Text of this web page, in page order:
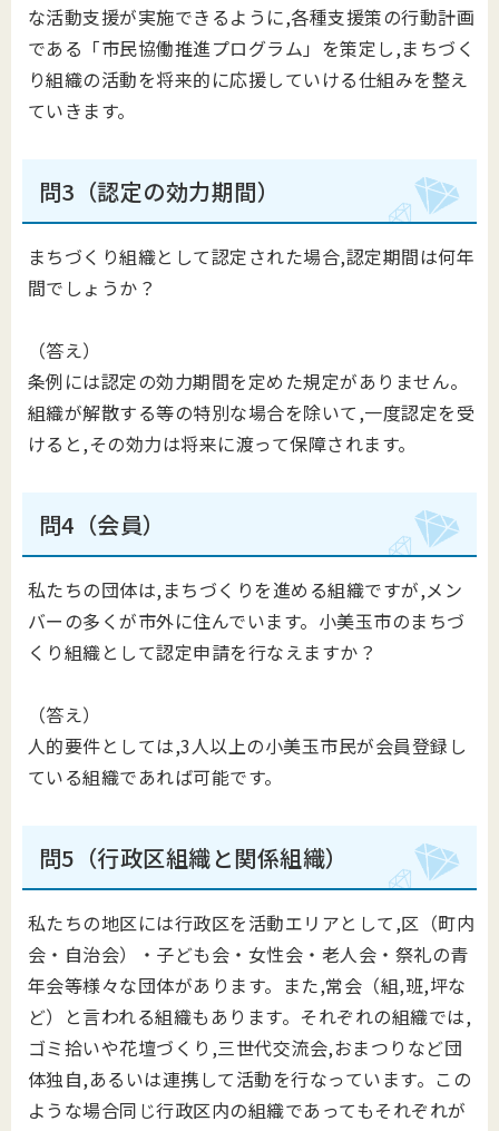
な活動支援が実施できるように,各種支援策の行動計画
である「市民協働推進プログラム」を策定し,まちづく
り組織の活動を将来的に応援していける仕組みを整え
ていきます。
問3（認定の効力期間）
まちづくり組織として認定された場合,認定期間は何年
間でしょうか？
（答え）
条例には認定の効力期間を定めた規定がありません。
組織が解散する等の特別な場合を除いて,一度認定を受
けると,その効力は将来に渡って保障されます。
問4（会員）
私たちの団体は,まちづくりを進める組織ですが,メン
バーの多くが市外に住んでいます。小美玉市のまちづ
くり組織として認定申請を行なえますか？
（答え）
人的要件としては,3人以上の小美玉市民が会員登録し
ている組織であれば可能です。
問5（行政区組織と関係組織）
私たちの地区には行政区を活動エリアとして,区（町内
会・自治会）・子ども会・女性会・老人会・祭礼の青
年会等様々な団体があります。また,常会（組,班,坪な
ど）と言われる組織もあります。それぞれの組織では,
ゴミ拾いや花壇づくり,三世代交流会,おまつりなど団
体独自,あるいは連携して活動を行なっています。この
ような場合同じ行政区内の組織であってもそれぞれが